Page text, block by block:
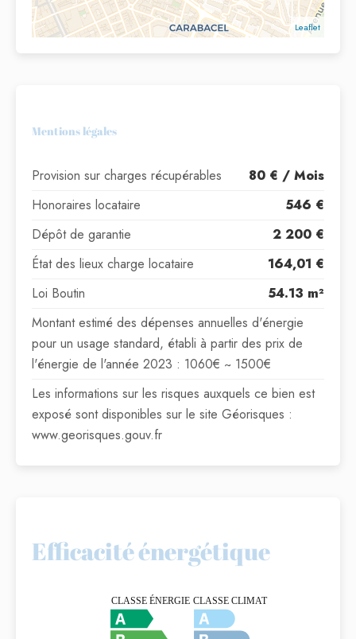
Leaflet
Mentions légales
Provision sur charges récupérables
80 € / Mois
Honoraires locataire
546 €
Dépôt de garantie
2 200 €
État des lieux charge locataire
164,01 €
Loi Boutin
54.13 m²
Montant estimé des dépenses annuelles d'énergie
pour un usage standard, établi à partir des prix de
l'énergie de l'année 2023 : 1060€ ~ 1500€
Les informations sur les risques auxquels ce bien est
exposé sont disponibles sur le site Géorisques :
www.georisques.gouv.fr
Efficacité énergétique